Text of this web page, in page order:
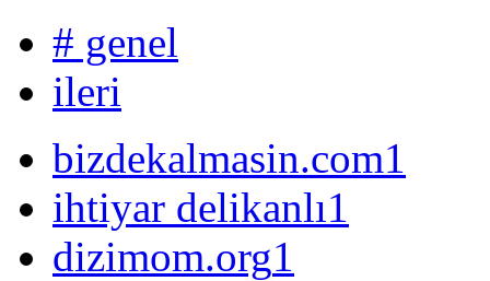
# genel
ileri
bizdekalmasin.com1
ihtiyar delikanlı1
dizimom.org1